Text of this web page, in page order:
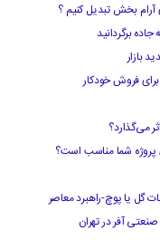
بخش تبدیل کنیم ؟
برگردانید
بازار
فروش خودکار
پروژه شما مناسب است؟
گل یا پوچ-راهبرد معاصر
صنعتی آفر در تهران